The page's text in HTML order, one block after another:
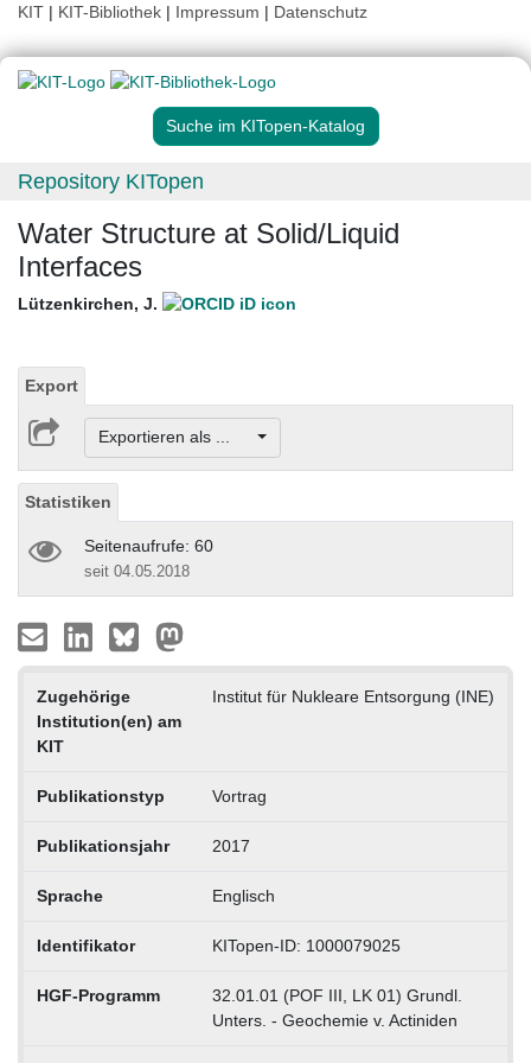
KIT | KIT-Bibliothek | Impressum | Datenschutz
Suche im KITopen-Katalog
Repository KITopen
Water Structure at Solid/Liquid
Interfaces
Lützenkirchen, J.
Export
Exportieren als ...
Statistiken
Seitenaufrufe: 60
seit 04.05.2018
Zugehörige
Institution(en) am
KIT
Institut für Nukleare Entsorgung (INE)
Publikationstyp Vortrag
Publikationsjahr 2017
Sprache Englisch
Identifikator KITopen-ID: 1000079025
HGF-Programm
32.01.01 (POF III, LK 01) Grundl.
Unters. - Geochemie v. Actiniden